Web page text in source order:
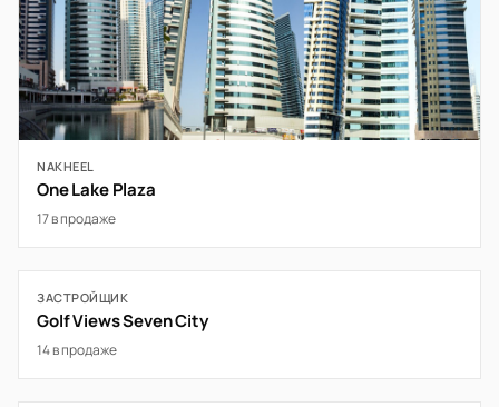
NAKHEEL
One Lake Plaza
17 в продаже
ЗАСТРОЙЩИК
Golf Views Seven City
14 в продаже